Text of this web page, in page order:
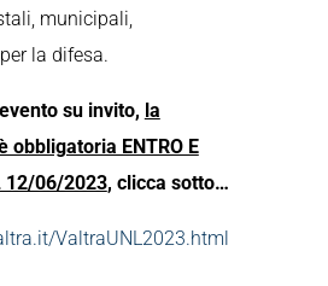
municipali,
la difesa.
su invito, la
obbligatoria ENTRO E
12/06/2023, clicca sotto…
ValtraUNL2023.html